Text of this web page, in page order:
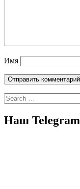
Имя
Search
for:
Наш Telegram